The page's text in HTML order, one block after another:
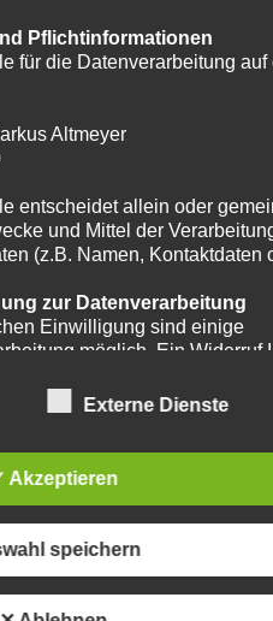
News von ThemeZee.
Pflichtinformationen
für die Datenverarbeitung auf
Altmeyer
entscheidet allein oder
und Mittel der
(z.B. Namen, Kontaktdaten
zur Datenverarbeitung
Einwilligung sind einige
möglich. Ein Widerruf
Mitteilung per E-Mail. Die
der zuständigen
im Falle eines
zu. Zuständige
datenschutzrechtlicher
Externe Dienste
Akzeptieren
speichern